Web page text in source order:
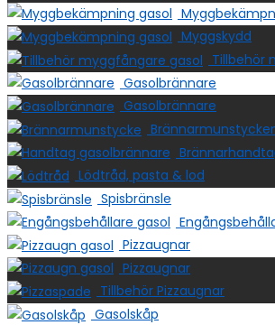
Myggskydd
Tillbehör
Gasolbrännare
Gasolbrännare
Lödtråd, pasta & lod
Spisbränsle
Pizzaugnar
Pizzaugnar
Tillbehör Pizzaugnar
Gasolskåp